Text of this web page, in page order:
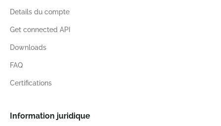
Details du compte
Get connected API
Downloads
FAQ
Certifications
Information juridique